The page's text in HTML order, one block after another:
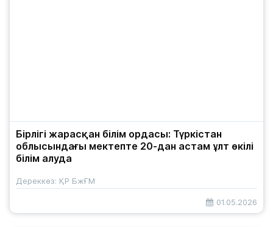
Бірлігі жарасқан білім ордасы: Түркістан
облысындағы мектепте 20-дан астам ұлт өкілі
білім алуда
Дереккөз: ҚР БжҒМ
01.05.2026